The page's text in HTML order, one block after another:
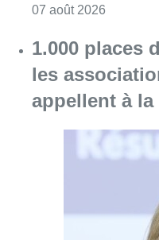
07 août 2026
1.000 places
les
appellent à